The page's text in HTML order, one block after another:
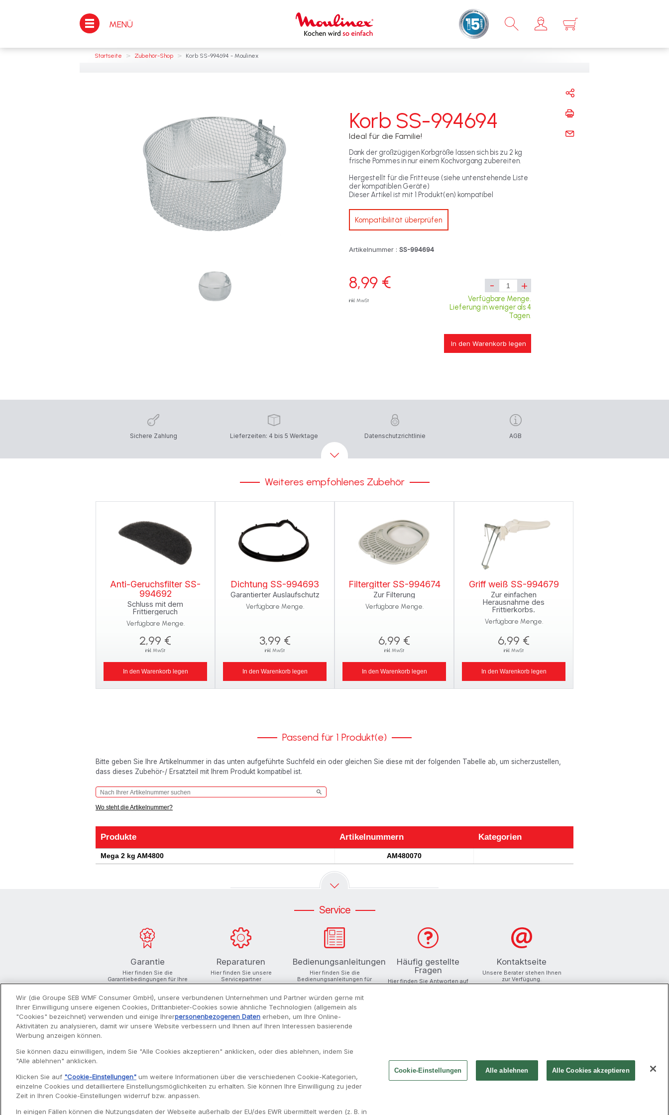
MENÜ ×
Startseite > Zubehör-Shop > Korb SS-994694 - Moulinex
Korb SS-994694
Ideal für die Familie!
Dank der großzügigen Korbgröße lassen sich bis zu 2 kg
frische Pommes in nur einem Kochvorgang zubereiten.
Hergestellt für die Fritteuse (siehe untenstehende Liste
der kompatiblen Geräte)
Dieser Artikel ist mit 1 Produkt(en) kompatibel
Kompatibilität überprüfen
Artikelnummer : SS-994694
8,99 €
inkl. MwSt
- +
Verfügbare Menge.
Lieferung in weniger als 4
Tagen.
In den Warenkorb legen
Sichere Zahlung Lieferzeiten: 4 bis 5 Werktage Datenschutzrichtlinie AGB
Weiteres empfohlenes Zubehör
Anti-Geruchsfilter SS-
994692
Schluss mit dem
Frittiergeruch
Verfügbare Menge.
2,99 €
inkl. MwSt
In den Warenkorb legen
Dichtung SS-994693
Garantierter Auslaufschutz
Verfügbare Menge.
3,99 €
inkl. MwSt
In den Warenkorb legen
Filtergitter SS-994674
Zur Filterung
Verfügbare Menge.
6,99 €
inkl. MwSt
In den Warenkorb legen
Griff weiß SS-994679
Zur einfachen
Herausnahme des
Frittierkorbs.
Verfügbare Menge.
6,99 €
inkl. MwSt
In den Warenkorb legen
Passend für 1 Produkt(e)
Bitte geben Sie Ihre Artikelnummer in das unten aufgeführte Suchfeld ein oder gleichen Sie diese mit der folgenden Tabelle ab, um sicherzustellen,
dass dieses Zubehör-/ Ersatzteil mit Ihrem Produkt kompatibel ist.
Wo steht die Artikelnummer?
Produkte Artikelnummern
Kategorien
Produkte
Artikelnummern
Mega 2 kg AM4800 AM480070
Service
Garantie
Hier finden Sie die
Garantiebedingungen für Ihre
Produkte
Reparaturen
Hier finden Sie unsere
Servicepartner
Bedienungsanleitungen
Hier finden Sie die
Bedienungsanleitungen für
Ihre Produkte
Häufig gestellte
Fragen
Hier finden Sie Antworten auf
Kontaktseite
Unsere Berater stehen Ihnen
zur Verfügung.
PRODUKTE
Filterkaffeemaschinen
Fritteusen
Küchenmaschinen
INSPIRATIONEN
Moulisearch
Unsere Cookboards
Unsere Geschichte
Wir (die Groupe SEB WMF Consumer GmbH), unsere verbundenen Unternehmen und Partner würden gerne mit
Ihrer Einwilligung unsere eigenen Cookies, Drittanbieter-Cookies sowie ähnliche Technologien (allgemein als
"Cookies" bezeichnet) verwenden und einige Ihrerpersonenbezogenen Daten erheben, um Ihre Online-
Aktivitäten zu analysieren, damit wir unsere Website verbessern und Ihnen auf Ihren Interessen basierende
Werbung anzeigen können.
Sie können dazu einwilligen, indem Sie "Alle Cookies akzeptieren" anklicken, oder dies ablehnen, indem Sie
"Alle ablehnen" anklicken.
Klicken Sie auf "Cookie-Einstellungen" um weitere Informationen über die verschiedenen Cookie-Kategorien,
einzelne Cookies und detailliertere Einstellungsmöglichkeiten zu erhalten. Sie können Ihre Einwilligung zu jeder
Zeit in Ihren Cookie-Einstellungen widerruf bzw. anpassen.
In einigen Fällen können die Nutzungsdaten der Webseite außerhalb der EU/des EWR übermittelt werden (z. B. in
Cookie-Einstellungen Alle ablehnen Alle Cookies akzeptieren